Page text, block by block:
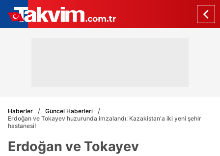
Haberler
Güncel Haberleri
Erdoğan ve Tokayev huzurunda imzalandı: Kazakistan'a iki yeni şehir
hastanesi!
Erdoğan ve Tokayev